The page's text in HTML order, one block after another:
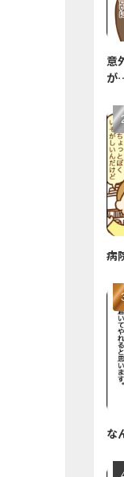
意
が
病
な